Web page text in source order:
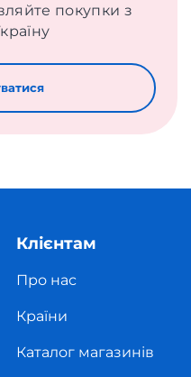
покупки з
Клієнтам
Про нас
Країни
Каталог магазинів